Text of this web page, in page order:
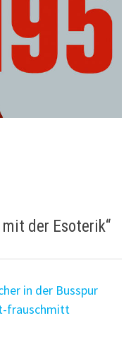
mit der Esoterik“
in der Busspur
frauschmitt